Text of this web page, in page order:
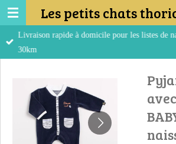
Passer
au
contenu
Les petits chats
Livraison rapide à domicile pour les listes de
30km